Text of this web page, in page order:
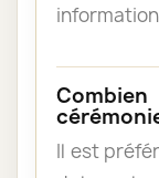
Il est